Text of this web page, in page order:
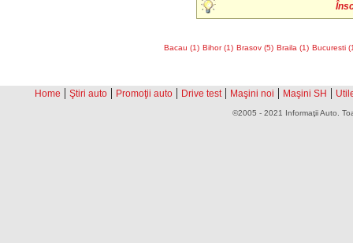
Bacau (1) Bihor (1) Brasov (5) Braila (1) Bucuresti
Home | Ştiri auto | Promoţii auto | Drive test | Maşini noi | Maşini SH |
©2005 - 2021 Informaţii Auto.